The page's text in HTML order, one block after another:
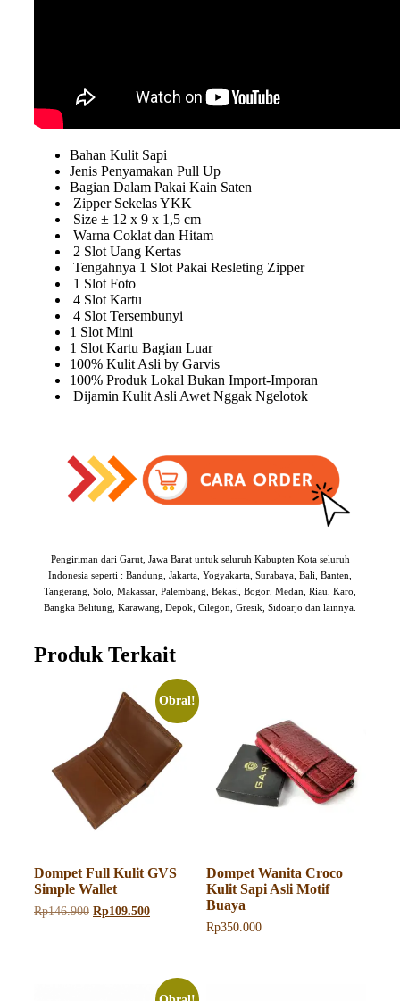
Bahan Kulit Sapi
Jenis Penyamakan Pull Up
Bagian Dalam Pakai Kain Saten
Zipper Sekelas YKK
Size ± 12 x 9 x 1,5 cm
Warna Coklat dan Hitam
2 Slot Uang Kertas
Tengahnya 1 Slot Pakai Resleting Zipper
1 Slot Foto
4 Slot Kartu
4 Slot Tersembunyi
1 Slot Mini
1 Slot Kartu Bagian Luar
100% Kulit Asli by Garvis
100% Produk Lokal Bukan Import-Imporan
Dijamin Kulit Asli Awet Nggak Ngelotok
Pengiriman dari Garut, Jawa Barat untuk seluruh Kabupten Kota seluruh
Indonesia seperti : Bandung, Jakarta, Yogyakarta, Surabaya, Bali, Banten,
Tangerang, Solo, Makassar, Palembang, Bekasi, Bogor, Medan, Riau, Karo,
Bangka Belitung, Karawang, Depok, Cilegon, Gresik, Sidoarjo dan lainnya.
Produk Terkait
Obral!
Dompet Full Kulit GVS
Simple Wallet
Rp146.900 Harga
Rp109.500Harga
Dompet Wanita Croco
Kulit Sapi Asli Motif
Buaya
Rp350.000